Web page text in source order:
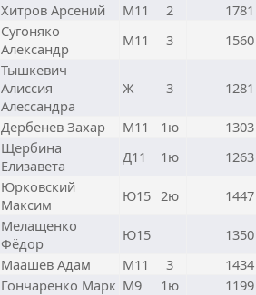
Хитров Арсений М11 2
1781
Сугоняко
Александр
М11 3 1560
Тышкевич
Алиссия
Алессандра
Ж 3 1281
Дербенев Захар М11 1ю
1303
Щербина
Елизавета
Д11 1ю 1263
Юрковский
Максим
Ю15 2ю 1447
Мелащенко
Фёдор
Ю15
1350
Маашев Адам М11 3
1434
Гончаренко Марк М9 1ю
1199